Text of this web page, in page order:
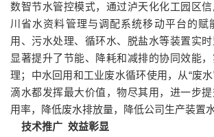
数智节水管控模式，通过泸天化化工园区
川省水资料管理与调配系统移动平台的赋
用、污水处理、循环水、脱盐水等装置实时
显著提升了节能、降耗和减排的协同效能
理；中水回用和工业废水循环使用，从“废水
滴水都发挥最大价值，物尽其用，进一步提
用率，降低废水排放量，降低公司生产装置水
技术推广 效益彰显